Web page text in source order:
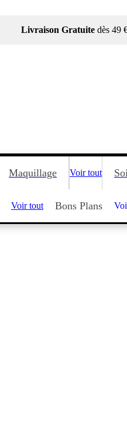
Livraison Gratuitedès 49
Maquillage Voir tout
Voir tout Bons Plans